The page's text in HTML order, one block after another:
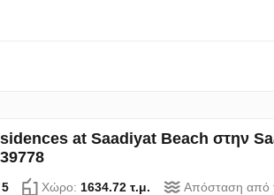
at Saadiyat Beach στην
5 Χώρο: 1634.72 τ.μ. Απόσταση από